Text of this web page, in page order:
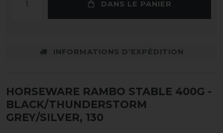
DANS LE PANIER
INFORMATIONS D'EXPÉDITION
HORSEWARE RAMBO STABLE 400G -
BLACK/THUNDERSTORM
GREY/SILVER, 130